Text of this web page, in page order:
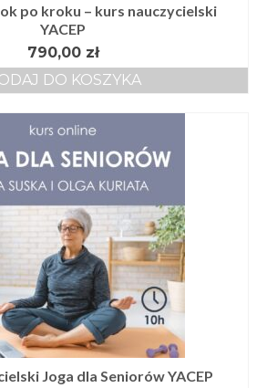
po kroku – kurs nauczycielski
YACEP
790,00 zł
DO KOSZYKA
Joga dla Seniorów YACEP